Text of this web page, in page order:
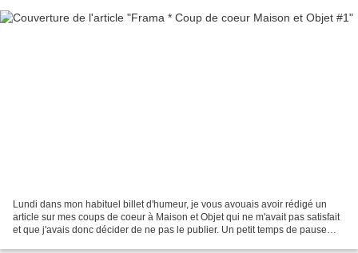
Lundi dans mon habituel billet d'humeur, je vous avouais avoir rédigé un
article sur mes coups de coeur à Maison et Objet qui ne m'avait pas satisfait
et que j'avais donc décider de ne pas le publier. Un petit temps de pause